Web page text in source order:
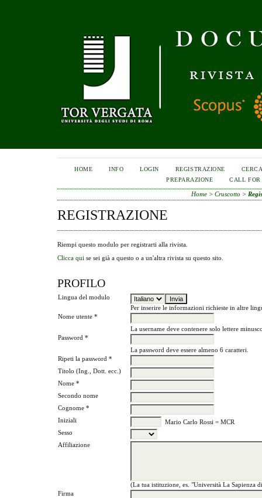
HOME INFO LOGIN REGISTRAZIONE
PREPARAZIONE
CALL FOR
Home >Cruscotto >
REGISTRAZIONE
Riempi questo modulo per registrarti alla rivista.
Clicca qui se sei già a questo o a un'altra rivista su questo sito.
PROFILO
Lingua del modulo
Per inserire le informazioni richieste in altre
Nome utente *
La username deve contenere solo lettere
Password *
La password deve essere almeno 6 caratteri.
Ripeti la password *
Titolo (Ing., Dott. ecc.)
Nome *
Secondo nome
Cognome *
Iniziali
Mario Carlo Rossi = MCR
Sesso
Affiliazione
(La tua istituzione, es. "Università La Sapienza
Firma